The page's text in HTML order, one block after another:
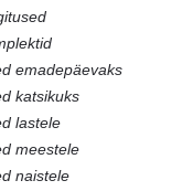
emadepäevaks
katsikuks
lastele
meestele
naistele